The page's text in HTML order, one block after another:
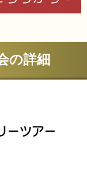
の詳細
ーツアー